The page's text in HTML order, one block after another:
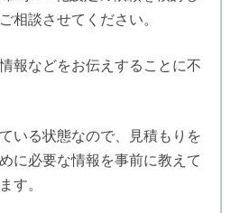
相談させてください。
報などをお伝えすることに不
いる状態なので、見積もりを
に必要な情報を事前に教えて
す。